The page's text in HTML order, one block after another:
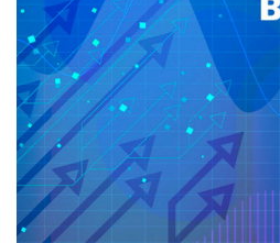
Bize Ulaşın
Sorularınız, talepleriniz
veya geri bildirimleriniz için
bize ulaşabilirsiniz